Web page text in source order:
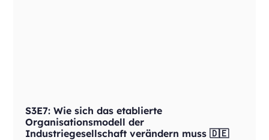
S3E7: Wie sich das etablierte
Organisationsmodell der
Industriegesellschaft verändern muss 🇩🇪